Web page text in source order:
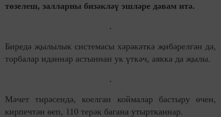
төзелеш, залларны бизәкләү эшләре дәвам итә.
Биредә җылылык системасы хәрәкәткә җибәрелгән дә,
торбалар идәннәр астыннан ук үткәч, аякка да җылы.
Мәчет тирәсендә, коелган коймалар бастыру өчен,
кирпечтән өеп, 110 терәк багана утыртканнар.